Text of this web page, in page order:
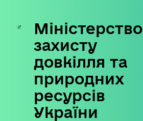
Skip
content
Міністерство
захисту
довкілля та
природних
ресурсів
України